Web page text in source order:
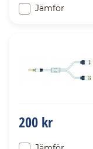
Jämför
200 kr